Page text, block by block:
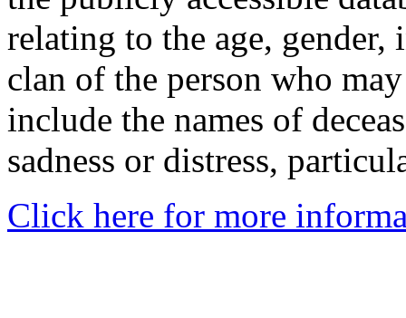
relating to the age,
clan of the person who
include the names of
sadness or distress,
Click here for more